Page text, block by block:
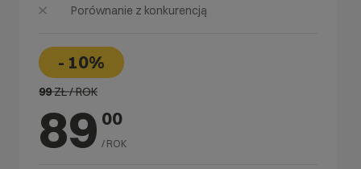
Porównanie z konkurencją
99ZŁ / ROK
- 10%
89 00
/ ROK